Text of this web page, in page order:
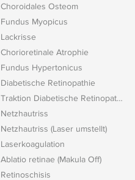
Choroidales Osteom
Fundus Myopicus
Lackrisse
Chorioretinale Atrophie
Fundus Hypertonicus
Diabetische Retinopathie
Traktion Diabetische Retinopathie
Netzhautriss
Netzhautriss (Laser umstellt)
Laserkoagulation
Ablatio retinae (Makula Off)
Retinoschisis